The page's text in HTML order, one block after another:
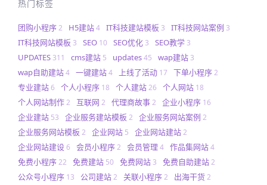
热门标签
团购小程序2 H5建站4 IT科技建站模板 3 IT科技网站案例 3
IT科技网站模板 3 SEO 10 SEO优化 3 SEO教学 3
UPDATES 311 cms建站 5 updates45 wap建站 3
wap自助建站4 一键建站4 上线了活动 17 下单小程序2
专业建站6 个人小程序 18 个人建站26 个人网站 18
个人网站制作2 互联网 2 代理商故事2 企业小程序 16
企业建站 53 企业服务建站模板 2 企业服务网站案例 2
企业服务网站模板 2 企业网站 5 企业网站建站2
企业网站建设6 会员小程序2 会员管理 4 作品集网站4
免费小程序22 免费建站 50 免费网站 3 免费自助建站2
公众号小程序 13 公司建站2 关联小程序2 出海干货2